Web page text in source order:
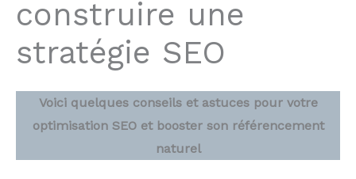
construire une
stratégie SEO
Voici quelques conseils et astuces pour votre
optimisation SEO et booster son référencement
naturel